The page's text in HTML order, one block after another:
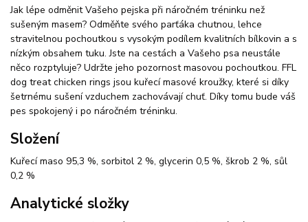
Jak lépe odměnit Vašeho pejska při náročném tréninku než
sušeným masem? Odměňte svého parťáka chutnou, lehce
stravitelnou pochoutkou s vysokým podílem kvalitních bílkovin a s
nízkým obsahem tuku. Jste na cestách a Vašeho psa neustále
něco rozptyluje? Udržte jeho pozornost masovou pochoutkou. FFL
dog treat chicken rings jsou kuřecí masové kroužky, které si díky
šetrnému sušení vzduchem zachovávají chuť. Díky tomu bude váš
pes spokojený i po náročném tréninku.
Složení
Kuřecí maso 95,3 %, sorbitol 2 %, glycerin 0,5 %, škrob 2 %, sůl
0,2 %
Analytické složky